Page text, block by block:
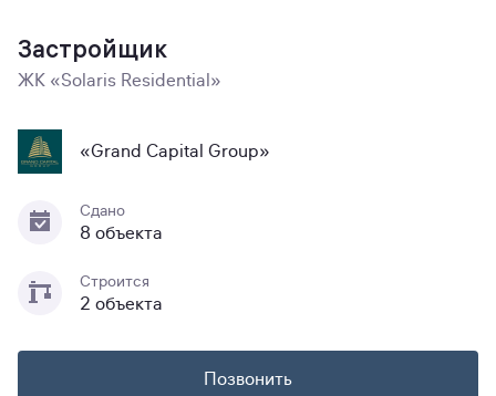
Застройщик
ЖК «Solaris Residential»
«Grand Capital Group»
Сдано
8 объекта
Строится
2 объекта
Позвонить